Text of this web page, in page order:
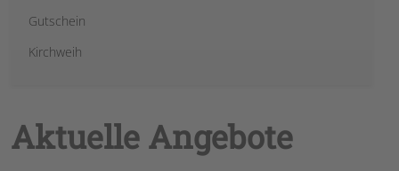
Gutschein
Kirchweih
Aktuelle Angebote